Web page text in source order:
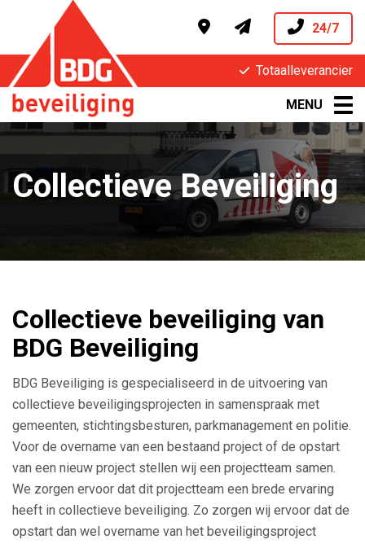
24/7
Totaalleverancier
MENU
Collectieve Beveiliging
Collectieve beveiliging van
BDG Beveiliging
BDG Beveiliging is gespecialiseerd in de uitvoering van
collectieve beveiligingsprojecten in samenspraak met
gemeenten, stichtingsbesturen, parkmanagement en politie.
Voor de overname van een bestaand project of de opstart
van een nieuw project stellen wij een projectteam samen.
We zorgen ervoor dat dit projectteam een brede ervaring
heeft in collectieve beveiliging. Zo zorgen wij ervoor dat de
opstart dan wel overname van het beveiligingsproject